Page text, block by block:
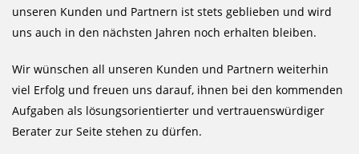
unseren Kunden und Partnern ist stets geblieben und wird
uns auch in den nächsten Jahren noch erhalten bleiben.
Wir wünschen all unseren Kunden und Partnern weiterhin
viel Erfolg und freuen uns darauf, ihnen bei den kommenden
Aufgaben als lösungsorientierter und vertrauenswürdiger
Berater zur Seite stehen zu dürfen.